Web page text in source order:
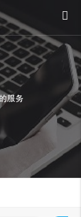
服务